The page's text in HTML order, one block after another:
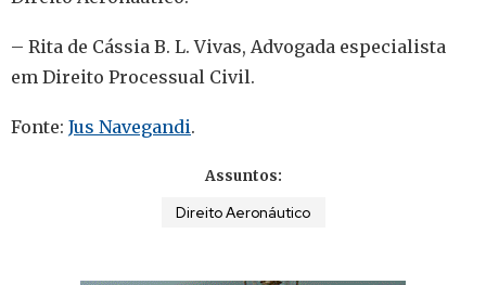
– Rita de Cássia B. L. Vivas, Advogada especialista
em Direito Processual Civil.
Fonte: Jus Navegandi.
Assuntos:
Direito Aeronáutico